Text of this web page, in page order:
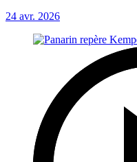
24 avr. 2026